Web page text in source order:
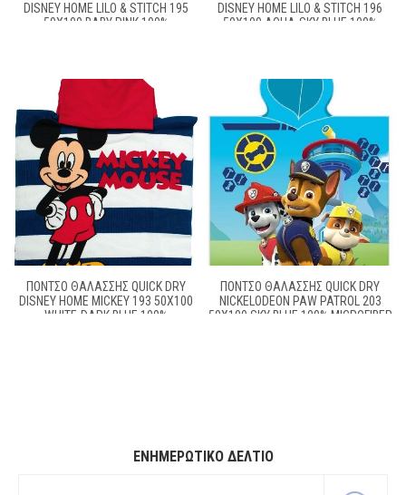
DISNEY HOME LILO & STITCH 195
50X100 BABY PINK 100%
DISNEY HOME LILO & STITCH 196
50X100 AQUA-SKY BLUE 100%
ΠΌΝΤΣΟ ΘΑΛΆΣΣΗΣ QUICK DRY
DISNEY HOME MICKEY 193 50X100
WHITE-DARK BLUE 100%
ΠΌΝΤΣΟ ΘΑΛΆΣΣΗΣ QUICK DRY
NICKELODEON PAW PATROL 203
50X100 SKY BLUE 100% MICROFIBER
ΕΝΗΜΕΡΩΤΙΚΌ ΔΕΛΤΊΟ